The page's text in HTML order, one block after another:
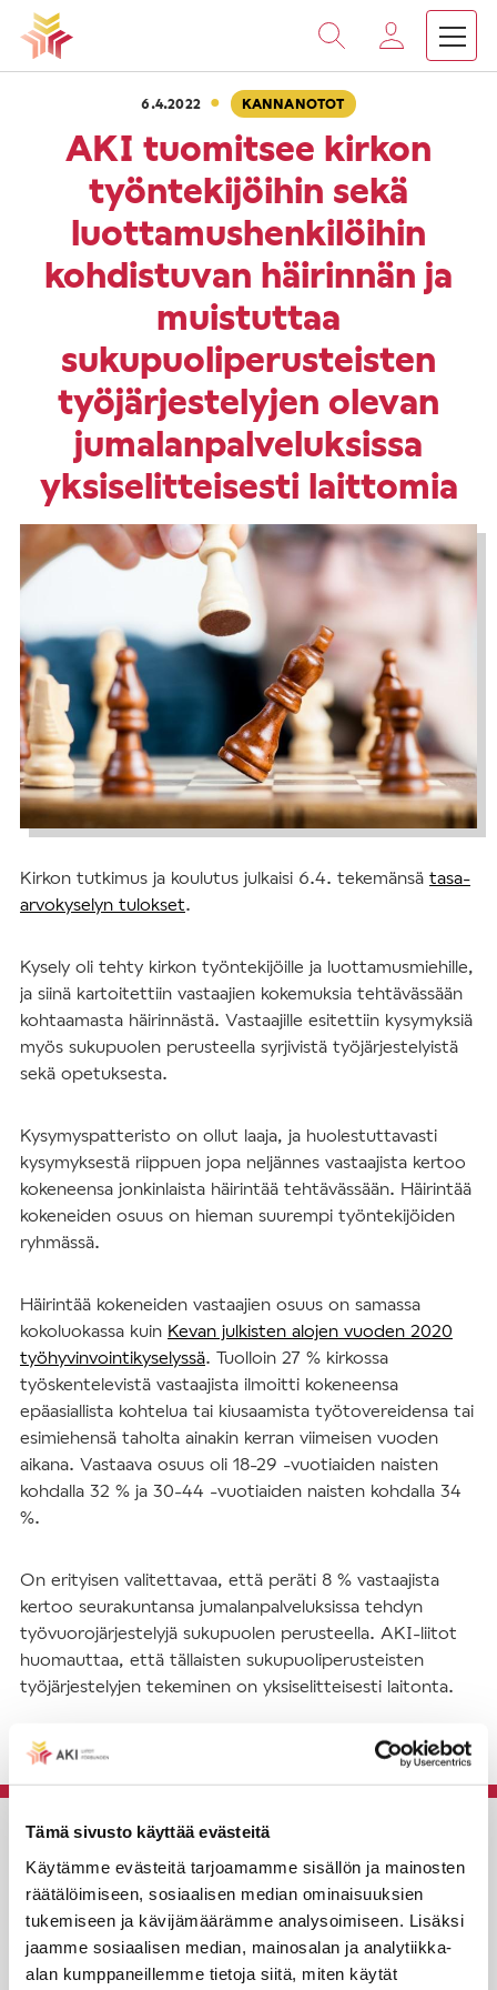
Tämä sivusto käyttää evästeitä
Käytämme evästeitä tarjoamamme sisällön ja mainosten
räätälöimiseen, sosiaalisen median ominaisuuksien
tukemiseen ja kävijämäärämme analysoimiseen. Lisäksi
jaamme sosiaalisen median, mainosalan ja analytiikka-
alan kumppaneillemme tietoja siitä, miten käytät
Vieritä
sisältöön
Etusivu AKI tuomitsee kirkon
6.4.2022 · KANNANOTOT
AKI tuomitsee kirkon
työntekijöihin sekä
luottamushenkilöihin
kohdistuvan häirinnän ja
muistuttaa
sukupuoliperusteisten
työjärjestelyjen olevan
jumalanpalveluksissa
yksiselitteisesti laittomia
Kirkon tutkimus ja koulutus julkaisi 6.4. tekemänsä tasa-
arvokyselyn tulokset.
Kysely oli tehty kirkon työntekijöille ja luottamusmiehille,
ja siinä kartoitettiin vastaajien kokemuksia tehtävässään
kohtaamasta häirinnästä. Vastaajille esitettiin kysymyksiä
myös sukupuolen perusteella syrjivistä työjärjestelyistä
sekä opetuksesta.
Kysymyspatteristo on ollut laaja, ja huolestuttavasti
kysymyksestä riippuen jopa neljännes vastaajista kertoo
kokeneensa jonkinlaista häirintää tehtävässään. Häirintää
kokeneiden osuus on hieman suurempi työntekijöiden
ryhmässä.
Häirintää kokeneiden vastaajien osuus on samassa
kokoluokassa kuin Kevan julkisten alojen vuoden 2020
työhyvinvointikyselyssä. Tuolloin 27 % kirkossa
työskentelevistä vastaajista ilmoitti kokeneensa
epäasiallista kohtelua tai kiusaamista työtovereidensa tai
esimiehensä taholta ainakin kerran viimeisen vuoden
aikana. Vastaava osuus oli 18-29 -vuotiaiden naisten
kohdalla 32 % ja 30-44 -vuotiaiden naisten kohdalla 34
%.
On erityisen valitettavaa, että peräti 8 % vastaajista
kertoo seurakuntansa jumalanpalveluksissa tehdyn
työvuorojärjestelyjä sukupuolen perusteella. AKI-liitot
huomauttaa, että tällaisten sukupuoliperusteisten
työjärjestelyjen tekeminen on yksiselitteisesti laitonta.
Rautatieläisenkatu 6,
00520 Helsinki
puh. (09) 4270 1503